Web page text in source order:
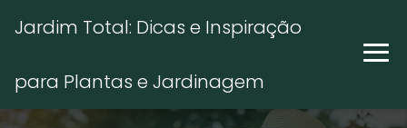
Jardim Total: Dicas e Inspiração
para Plantas e Jardinagem